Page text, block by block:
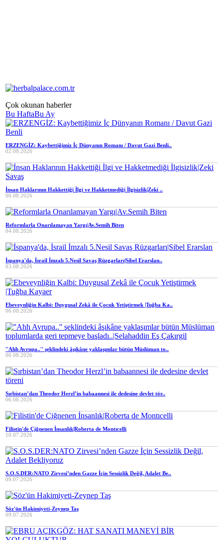
Çok okunan haberler
Bu HaftaBu Ay
ERZENGİZ: Kaybettiğimiz İç Dünyanın Romanı / Davut Gazi Benli..
02.08.2026
İnsan Haklarının Hakkettiği İlgi ve Hakketmediği İlgisizlik|Zeki ..
06.08.2026
Reformlarla Onarılamayan Yargı|Av.Semih Biten
04.08.2026
İspanya'da, İsrail İmzalı 5.Nesil Savaş Rüzgarları|Sibel Erarslan..
03.08.2026
Ebeveynliğin Kalbi: Duygusal Zekâ ile Çocuk Yetiştirmek |Tuğba Ka..
06.08.2026
''Ahh Avrupa..'' şeklindeki âşıkâne yaklaşımlar bütün Müslüman to..
06.08.2026
Sırbistan’dan Theodor Herzl’in babaannesi ile dedesine devlet tör..
06.08.2026
Filistin'de Çiğnenen İnsanlık|Roberta de Montıcelli
10.07.2026
S.O.S.DER:NATO Zirvesi’nden Gazze İçin Sessizlik Değil, Adalet Be..
09.07.2026
Söz'ün Hakimiyeti-Zeynep Taş
09.07.2026